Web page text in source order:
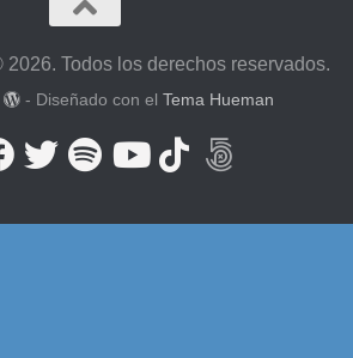
2026. Todos los derechos reservados.
- Diseñado con el Tema Hueman